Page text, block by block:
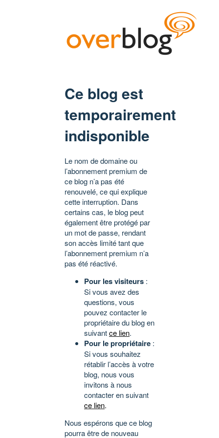
Ce blog est
temporairement
indisponible
Le nom de domaine ou
l’abonnement premium de
ce blog n’a pas été
renouvelé, ce qui explique
cette interruption. Dans
certains cas, le blog peut
également être protégé par
un mot de passe, rendant
son accès limité tant que
l’abonnement premium n’a
pas été réactivé.
Pour les visiteurs :
Si vous avez des
questions, vous
pouvez contacter le
propriétaire du blog en
suivantce lien.
Pour le propriétaire :
Si vous souhaitez
rétablir l’accès à votre
blog, nous vous
invitons à nous
contacter en suivant
ce lien.
Nous espérons que ce blog
pourra être de nouveau